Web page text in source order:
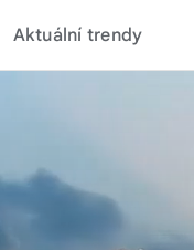
Aktuální trendy